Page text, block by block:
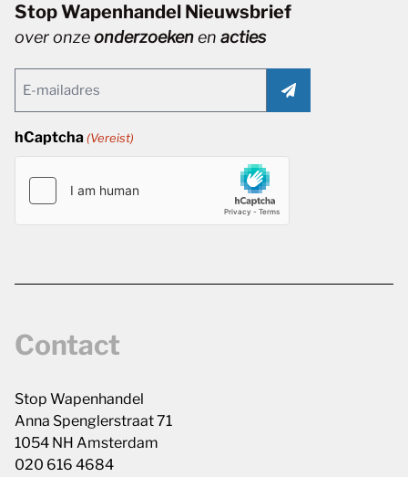
Stop Wapenhandel Nieuwsbrief
over onzeonderzoekenen acties
(Vereist)
hCaptcha (Vereist)
Contact
Stop Wapenhandel
Anna Spenglerstraat 71
1054 NH Amsterdam
020 616 4684